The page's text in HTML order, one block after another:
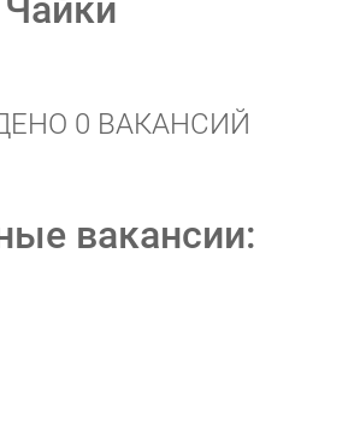
0 ВАКАНСИЙ
вакансии: